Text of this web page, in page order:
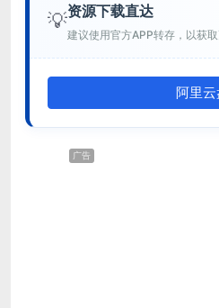
💡资源下载直达
建议使用官方APP转存，以获
阿里云
广告